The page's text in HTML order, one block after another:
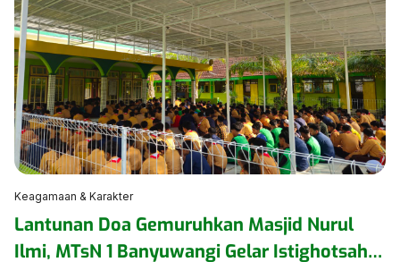
Kegiatan diawali dengan sosialisasi tata tertib madrasah
yang disampaikan langsung oleh Wakil Ketua Majelis
Pembimbing Gugusdepan (WaKamigus) Urusan
Kesiswaan MTsN 1 Banyuwangi, Hj. Hanik […]
Keagamaan & Karakter
Lantunan Doa Gemuruhkan Masjid Nurul
Ilmi, MTsN 1 Banyuwangi Gelar Istighotsah